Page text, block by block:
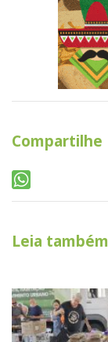
Compartilhe
Leia também